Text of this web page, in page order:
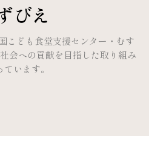
びえ
こども食堂支援センター・むす
会への貢献を目指した取り組み
ています。